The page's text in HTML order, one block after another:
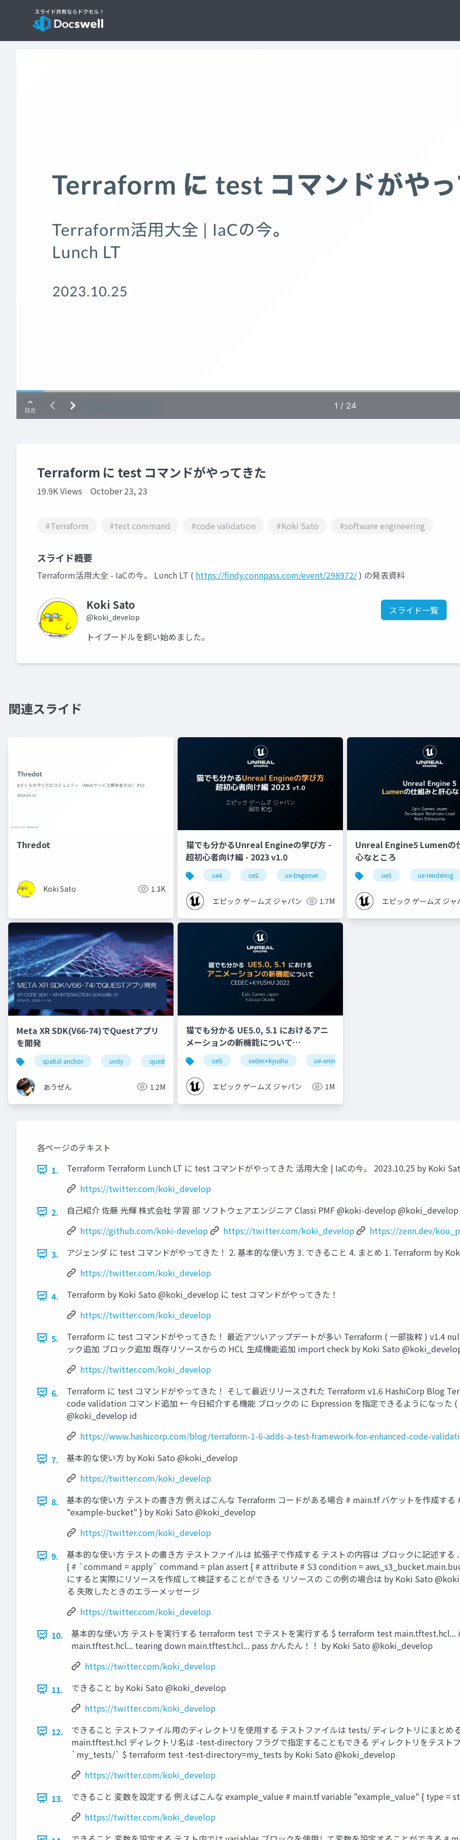
Terraform に test コマンドがやってきた
19.9K Views October 23, 23
#Terraform #test command #code validation #Koki Sato #software engineering
スライド概要
Terraform活用大全 - IaCの今。 Lunch LT ( https://findy.connpass.com/event/298972/) の発表資料
Koki Sato
@koki_develop
スライド一覧
トイプードルを飼い始めました。
関連スライド
Thredot
Koki Sato 1.3K
猫でも分かるUnreal Engineの学び方 -
超初心者向け編 - 2023 v1.0
ue4 ue5 ue-beginner
エピック ゲームズ ジャパン 1.7M
Unreal Engine5 Lumenの
心なところ
ue5 ue-rendering
エピック ゲームズ ジャ
Meta XR SDK(V66-74)でQuestアプリ
を開発
spatial anchor unity quest pro shaperecognizeractivatestate oculus integration
あうぜん 1.2M
猫でも分かる UE5.0, 5.1 におけるアニ
メーションの新機能について
【CEDEC+KYUSHU 2022】
ue5 cedec+kyushu ue-animation
エピック ゲームズ ジャパン 1M
各ページのテキスト
1.
Terraform Terraform Lunch LT に test コマンドがやってきた 活用大全 | IaCの今。 2023.10.25 by Koki
https://twitter.com/koki_develop
2.
自己紹介 佐藤 光輝 株式会社 学習 部 ソフトウェアエンジニア Classi PMF @koki-develop
https://github.com/koki-develop
https://twitter.com/koki_develop
https://zenn.dev/
3.
アジェンダ に test コマンドがやってきた！ 2. 基本的な使い方 3. できること 4. まとめ 1. Terraform by
https://twitter.com/koki_develop
4.
Terraform by Koki Sato @koki_develop に test コマンドがやってきた！
https://twitter.com/koki_develop
5.
Terraform に test コマンドがやってきた！ 最近アツいアップデートが多い Terraform ( 一部抜粋 ) v1.4
ック追加 ブロック追加 既存リソースからの HCL 生成機能追加 import check by Koki Sato
https://twitter.com/koki_develop
6.
Terraform に test コマンドがやってきた！ そして最近リリースされた Terraform v1.6 HashiCorp Blog
code validation コマンド追加 ← 今日紹介する機能 ブロックの に Expression を指定できるようになっ
@koki_develop id
https://www.hashicorp.com/blog/terraform-1-6-adds-a-test-framework-for-enhanced-code-
7.
基本的な使い方 by Koki Sato @koki_develop
https://twitter.com/koki_develop
8.
基本的な使い方 テストの書き方 例えばこんな Terraform コードがある場合 # main.tf バケットを作成
"example-bucket" } by Koki Sato @koki_develop
https://twitter.com/koki_develop
9.
基本的な使い方 テストの書き方 テストファイルは 拡張子で作成する テストの内容は ブロックに記述
{ # `command = apply` command = plan assert { # attribute # S3 condition =
にすると実際にリソースを作成して検証することができる リソースの この例の場合は by Koki Sato
る 失敗したときのエラーメッセージ
https://twitter.com/koki_develop
10.
基本的な使い方 テストを実行する terraform test でテストを実行する $ terraform test
main.tftest.hcl... tearing down main.tftest.hcl... pass かんたん！！ by Koki Sato @koki_develop
https://twitter.com/koki_develop
11.
できること by Koki Sato @koki_develop
https://twitter.com/koki_develop
12.
できること テストファイル用のディレクトリを使用する テストファイルは tests/ ディレクトリに
main.tftest.hcl ディレクトリ名は -test-directory フラグで指定することもできる ディレクトリをテスト
`my_tests/` $ terraform test -test-directory=my_tests by Koki Sato @koki_develop
https://twitter.com/koki_develop
13.
できること 変数を設定する 例えばこんな example_value # main.tf variable "example_value" { type =
https://twitter.com/koki_develop